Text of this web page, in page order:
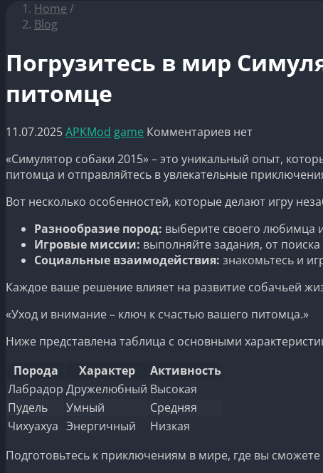
Home /
Blog
Погрузитесь в мир
питомце
11.07.2025APKMod game Комментариев нет
«Симулятор собаки 2015» – это уникальный опыт,
питомца и отправляйтесь в увлекательные
Вот несколько особенностей, которые делают игру
Разнообразие пород: выберите своего любимца
Игровые миссии: выполняйте задания, от
Социальные взаимодействия: знакомьтесь и
Каждое ваше решение влияет на развитие собачьей
«Уход и внимание – ключ к счастью вашего питомца.»
Ниже представлена таблица с основными
Порода
Характер
Активность
Лабрадор Дружелюбный Высокая
Пудель
Умный
Средняя
Чихуахуа Энергичный
Низкая
Подготовьтесь к приключениям в мире, где вы